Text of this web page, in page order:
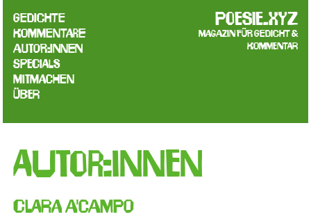
poesie.xyz
Magazin für Gedicht &
Kommentar
Gedichte
Kommentare
Autor:innen
Specials
Mitmachen
Über
Autor:innen
Clara A'Campo